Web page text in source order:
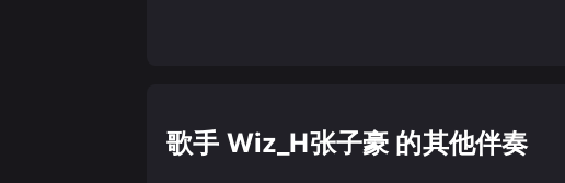
歌手 Wiz_H张子豪 的其他伴奏